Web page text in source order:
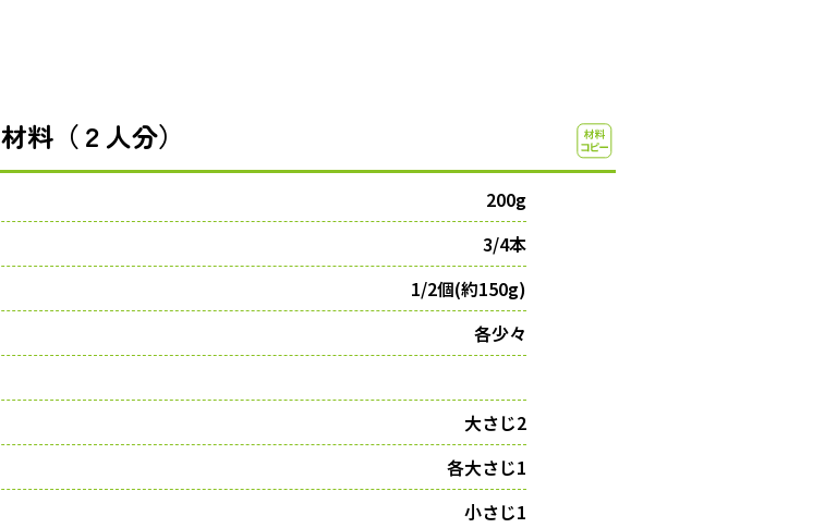
材料（２人分）
200g
3/4本
1/2個(約150g)
各少々
大さじ2
各大さじ1
小さじ1